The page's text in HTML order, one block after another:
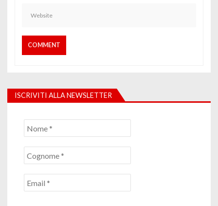
ISCRIVITI ALLA NEWSLETTER